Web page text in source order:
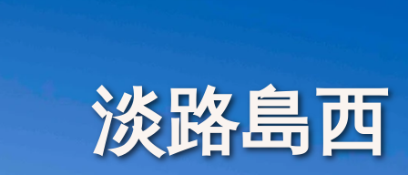
淡路島西